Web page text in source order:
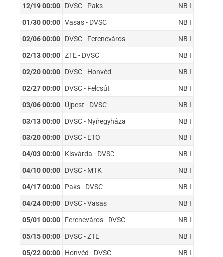
12/19 00:00 DVSC - Paks NB I
01/30 00:00 Vasas - DVSC NB I
02/06 00:00 DVSC - Ferencváros NB I
02/13 00:00 ZTE - DVSC NB I
02/20 00:00 DVSC - Honvéd NB I
02/27 00:00 DVSC - Felcsút NB I
03/06 00:00 Újpest - DVSC NB I
03/13 00:00 DVSC - Nyíregyháza NB I
03/20 00:00 DVSC - ETO NB I
04/03 00:00 Kisvárda - DVSC NB I
04/10 00:00 DVSC - MTK NB I
04/17 00:00 Paks - DVSC NB I
04/24 00:00 DVSC - Vasas NB I
05/01 00:00 Ferencváros - DVSC NB I
05/15 00:00 DVSC - ZTE NB I
05/22 00:00 Honvéd - DVSC NB I